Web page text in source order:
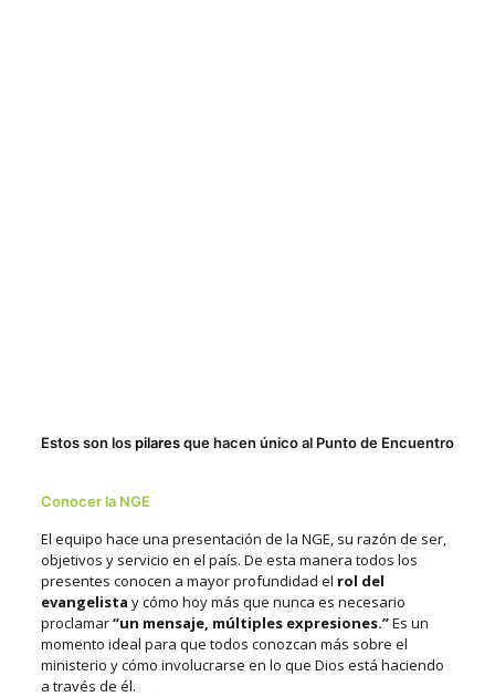
Estos son lospilaresque hacen único al Punto de Encuentro
Conocer la NGE
El equipo hace una presentación de la NGE, su razón de ser,
objetivos y servicio en el país. De esta manera todos los
presentes conocen a mayor profundidad el rol del
evangelista y cómo hoy más que nunca es necesario
proclamar“un mensaje, múltiples expresiones.”Es un
momento ideal para que todos conozcan más sobre el
ministerio y cómo involucrarse en lo que Dios está haciendo
a través de él.